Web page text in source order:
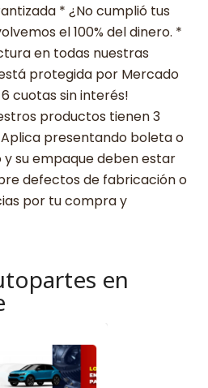
* ¿No cumplió tus
el 100% del dinero. *
en todas nuestras
protegida por Mercado
cuotas sin interés!
productos tienen 3
presentando boleta o
su empaque deben estar
defectos de fabricación o
por tu compra y
en